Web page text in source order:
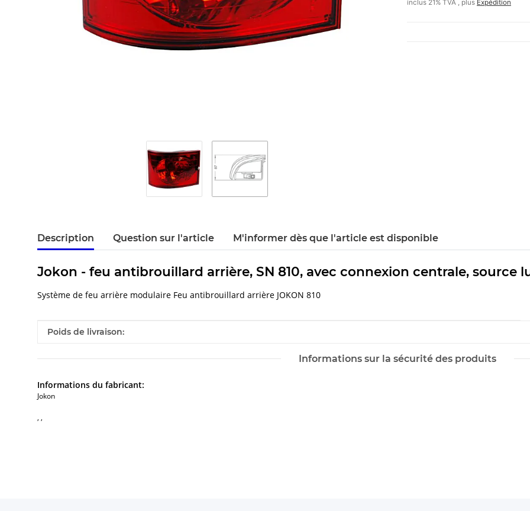
inclus 21% TVA , plus Expédition
Description Question sur l'article M'informer dès que l'article est disponible
Jokon - feu antibrouillard arrière, SN 810, avec connexion centrale, source
Système de feu arrière modulaire Feu antibrouillard arrière JOKON 810
#productDetails.itemInformation#
#productDetails.itemValue#
Poids de livraison:
Informations sur la sécurité des produits
Informations du fabricant:
Jokon
, ,